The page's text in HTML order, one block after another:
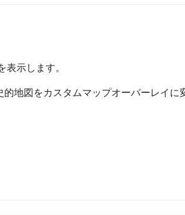
示します。
地図をカスタムマップオーバーレイに